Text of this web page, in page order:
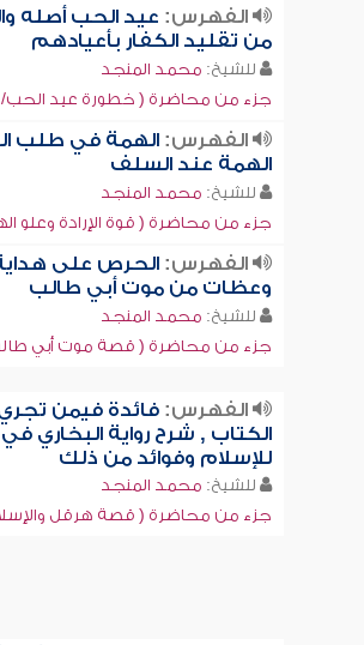
الفهرس: عيد الحب أصله
من تقليد الكفار بأعيادهم
للشيخ: محمد المنجد
جزء من محاضرة ( خطورة عيد الحب/
الفهرس:الهمة في طلب
الهمة عند السلف
للشيخ: محمد المنجد
جزء من محاضرة ( قوة الإرادة وعلو
الفهرس:الحرص على
وعظات من موت أبي طالب
للشيخ: محمد المنجد
جزء من محاضرة ( قصة موت أبي
الفهرس:فائدة فيمن
الكتاب , شرح رواية البخاري
للإسلام وفوائد من ذلك
للشيخ: محمد المنجد
جزء من محاضرة ( قصة هرقل